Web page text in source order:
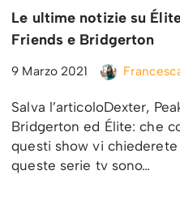
Le ultime notizie su
Friends e Bridgerton
9 Marzo 2021
Salva l’articoloDexter,
Bridgerton ed Élite: che
questi show vi
queste serie tv sono…